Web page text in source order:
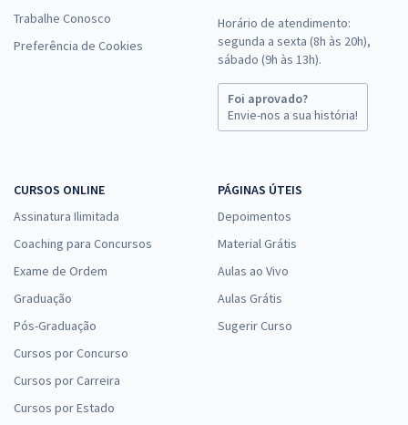
Trabalhe Conosco
Preferência de Cookies
Horário de atendimento:
segunda a sexta (8h às 20h),
sábado (9h às 13h).
Foi aprovado?
Envie-nos a sua história!
CURSOS ONLINE
Assinatura Ilimitada
Coaching para Concursos
Exame de Ordem
Graduação
Pós-Graduação
Cursos por Concurso
Cursos por Carreira
Cursos por Estado
PÁGINAS ÚTEIS
Depoimentos
Material Grátis
Aulas ao Vivo
Aulas Grátis
Sugerir Curso